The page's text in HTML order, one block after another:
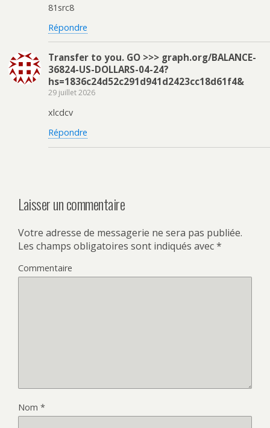
81src8
Répondre
Transfer to you. GO >>> graph.org/BALANCE-
36824-US-DOLLARS-04-24?
hs=1836c24d52c291d941d2423cc18d61f4&
29 juillet 2026
xlcdcv
Répondre
Laisser un commentaire
Votre adresse de messagerie ne sera pas publiée.
Les champs obligatoires sont indiqués avec*
Commentaire
Nom *